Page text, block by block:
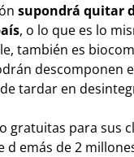
supondrá quitar
, o lo que es lo
también es
descomponen
tardar en
gratuitas para sus
emás de 2